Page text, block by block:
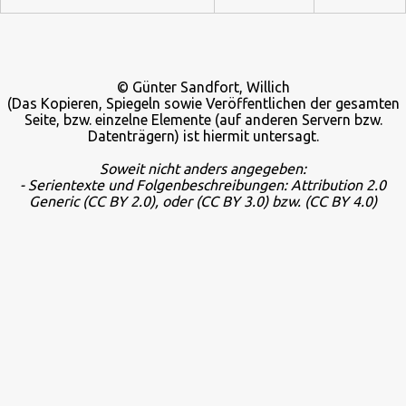
© Günter Sandfort, Willich
(Das Kopieren, Spiegeln sowie Veröffentlichen der gesamten
Seite, bzw. einzelne Elemente (auf anderen Servern bzw.
Datenträgern) ist hiermit untersagt.
Soweit nicht anders angegeben:
- Serientexte und Folgenbeschreibungen: Attribution 2.0
Generic (CC BY 2.0), oder (CC BY 3.0) bzw. (CC BY 4.0)